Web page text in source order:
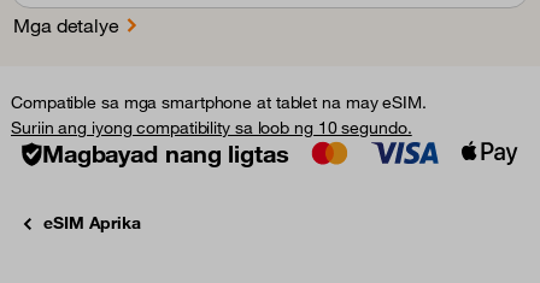
Mga detalye
Compatible sa mga smartphone at tablet na may eSIM.
Suriin ang iyong compatibility sa loob ng 10 segundo.
Magbayad nang ligtas
eSIM Aprika